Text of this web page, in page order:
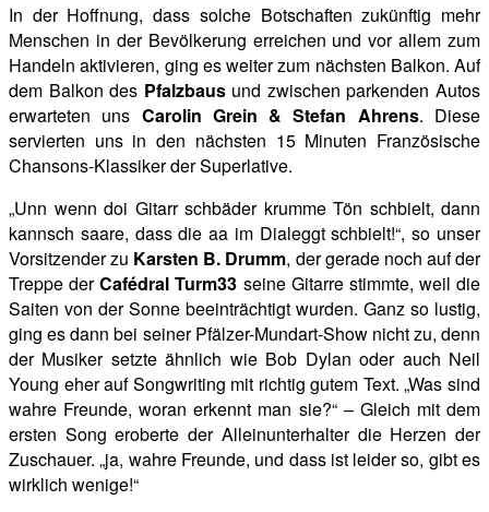
In der Hoffnung, dass solche Botschaften zukünftig mehr
Menschen in der Bevölkerung erreichen und vor allem zum
Handeln aktivieren, ging es weiter zum nächsten Balkon. Auf
dem Balkon des Pfalzbausund zwischen parkenden Autos
erwarteten uns Carolin Grein & Stefan Ahrens. Diese
servierten uns in den nächsten 15 Minuten Französische
Chansons-Klassiker der Superlative.
„Unn wenn doi Gitarr schbäder krumme Tön schbielt, dann
kannsch saare, dass die aa im Dialeggt schbielt!“, so unser
Vorsitzender zu Karsten B. Drumm, der gerade noch auf der
Treppe derCafédral Turm33 seine Gitarre stimmte, weil die
Saiten von der Sonne beeinträchtigt wurden. Ganz so lustig,
ging es dann bei seiner Pfälzer-Mundart-Show nicht zu, denn
der Musiker setzte ähnlich wie Bob Dylan oder auch Neil
Young eher auf Songwriting mit richtig gutem Text. „Was sind
wahre Freunde,woran erkennt man sie?“ – Gleich mit dem
ersten Song eroberte der Alleinunterhalter die Herzen der
Zuschauer. „ja, wahre Freunde, und dass ist leider so, gibt es
wirklich wenige!“